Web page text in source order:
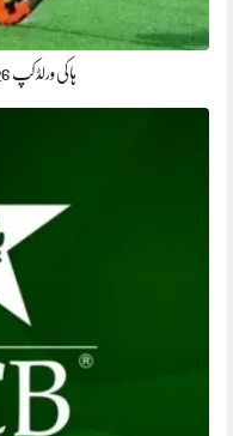
ہاکی ورلڈ کپ 2026 کیلئے قومی سکواڈ کا اعلان